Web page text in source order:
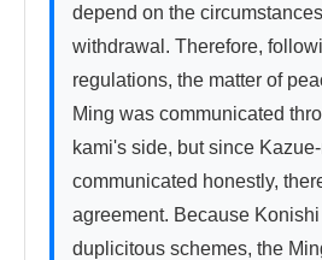
depend on the
withdrawal. Therefore,
regulations, the matter of
Ming was communicated
kami's side, but since
communicated honestly,
agreement. Because
duplicitous schemes, the